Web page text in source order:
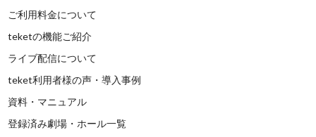
ご利用料金について
teketの機能ご紹介
ライブ配信について
teket利用者様の声・導入事例
資料・マニュアル
登録済み劇場・ホール一覧